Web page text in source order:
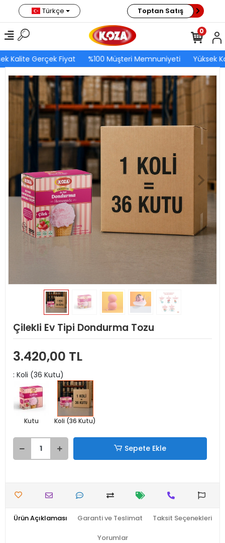
Kalite Gerçek Fiyat %100 Müşteri Memnuniyeti Yüksek
Türkçe Toptan Satış
0
Çilekli Ev Tipi Dondurma Tozu
3.420,00 TL
: Koli (36 Kutu)
Kutu Koli (36 Kutu)
Sepete Ekle
Ürün Açıklaması Garanti ve Teslimat Taksit Seçenekleri
Yorumlar